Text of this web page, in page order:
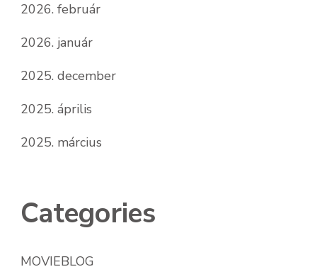
2026. február
2026. január
2025. december
2025. április
2025. március
Categories
MOVIEBLOG